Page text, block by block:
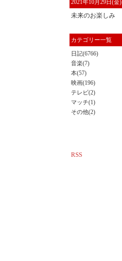
2021年10月29日(金)
未来のお楽しみ
カテゴリー一覧
日記(6766)
音楽(7)
本(57)
映画(196)
テレビ(2)
マッチ(1)
その他(2)
RSS